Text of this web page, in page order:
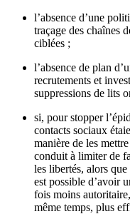
l’absence d’une
traçage des chaînes
ciblées ;
l’absence de plan
recrutements et
suppressions de lits
si, pour stopper
contacts sociaux
manière de les
conduit à limiter de
les libertés, alors que
est possible d’avoir
fois moins
même temps, plus